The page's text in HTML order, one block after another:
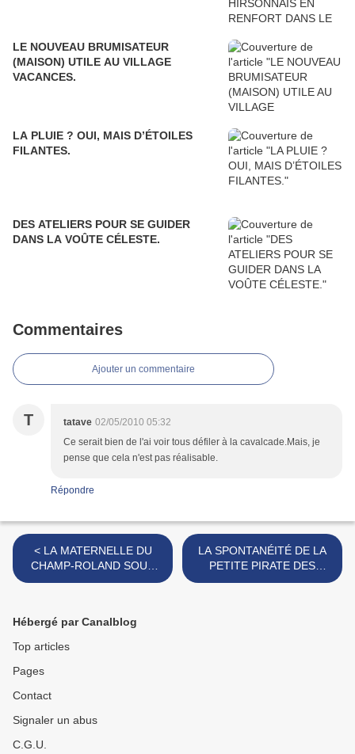
LE NOUVEAU BRUMISATEUR
(MAISON) UTILE AU VILLAGE
VACANCES.
LA PLUIE ? OUI, MAIS D’ÉTOILES
FILANTES.
DES ATELIERS POUR SE GUIDER
DANS LA VOÛTE CÉLESTE.
Commentaires
Ajouter un commentaire
T tatave 02/05/2010 05:32
Ce serait bien de l'ai voir tous défiler à la cavalcade.Mais, je
pense que cela n'est pas réalisable.
Répondre
< LA MATERNELLE DU
CHAMP-ROLAND SOUS
L’OCÉAN, AVEC ARIELLE,
LA SPONTANÉITÉ DE LA
PETITE PIRATE DES
CARAÏBES. >
Hébergé par Canalblog
Top articles
Pages
Contact
Signaler un abus
C.G.U.